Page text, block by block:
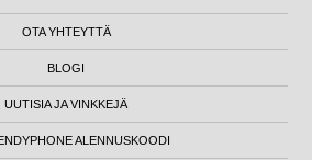
OTA YHTEYTTÄ
BLOGI
UUTISIA JA VINKKEJÄ
ALENNUSKOODI